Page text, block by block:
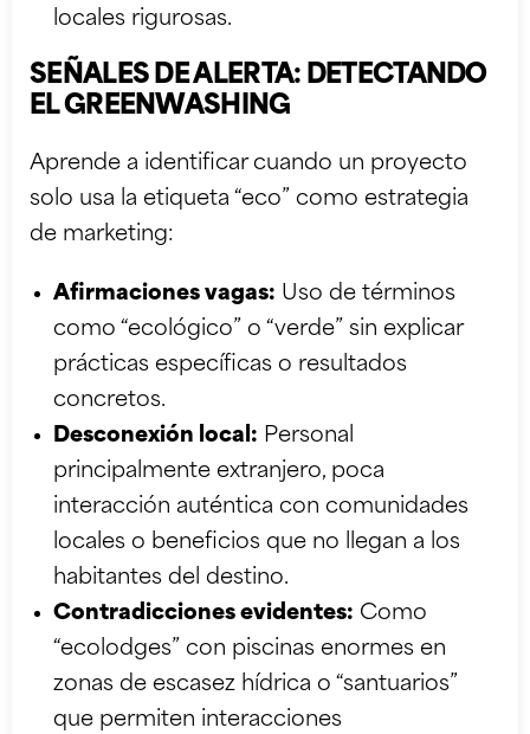
locales rigurosas.
SEÑALES DE ALERTA: DETECTANDO
EL GREENWASHING
Aprende a identificar cuando un proyecto
solo usa la etiqueta “eco” como estrategia
de marketing:
Afirmaciones vagas: Uso de términos
como “ecológico” o “verde” sin explicar
prácticas específicas o resultados
concretos.
Desconexión local: Personal
principalmente extranjero, poca
interacción auténtica con comunidades
locales o beneficios que no llegan a los
habitantes del destino.
Contradicciones evidentes: Como
“ecolodges” con piscinas enormes en
zonas de escasez hídrica o “santuarios”
que permiten interacciones